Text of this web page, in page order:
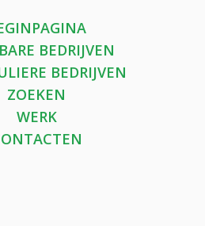
BEDRIJVEN
BEDRIJVEN
ZOEKEN
WERK